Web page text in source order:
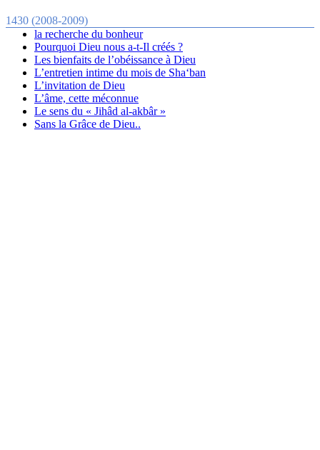
1430 (2008-2009)
la recherche du bonheur
Pourquoi Dieu nous a-t-Il créés ?
Les bienfaits de l’obéissance à Dieu
L’entretien intime du mois de Sha‘ban
L’invitation de Dieu
L’âme, cette méconnue
Le sens du « Jihâd al-akbâr »
Sans la Grâce de Dieu..